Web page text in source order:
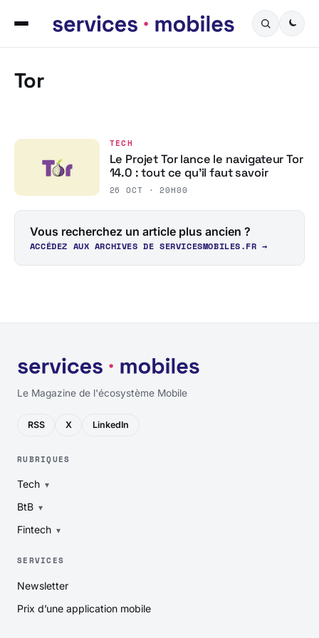
Tor
TECH
Le Projet Tor lance le navigateur Tor
14.0 : tout ce qu’il faut savoir
26 OCT · 20H00
Vous recherchez un article plus ancien ?
ACCÉDEZ AUX ARCHIVES DE SERVICESMOBILES.FR →
Le Magazine de l'écosystème Mobile
RSS X LinkedIn
RUBRIQUES
Tech
BtB
Fintech
SERVICES
Newsletter
Prix d’une application mobile